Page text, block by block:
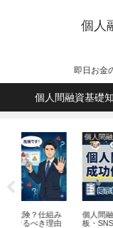
個人
即日お金
個人間融資基礎
個人間融資基礎知識
個人間融資成功例の真
板・SNS別検証